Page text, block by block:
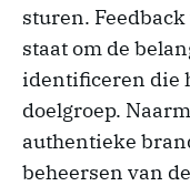
sturen.
staat om de
identificeren die
doelgroep.
authentieke
beheersen van